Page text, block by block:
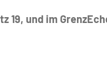
19, und im